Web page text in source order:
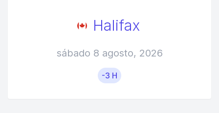
Halifax
sábado 8 agosto, 2026
-3 H